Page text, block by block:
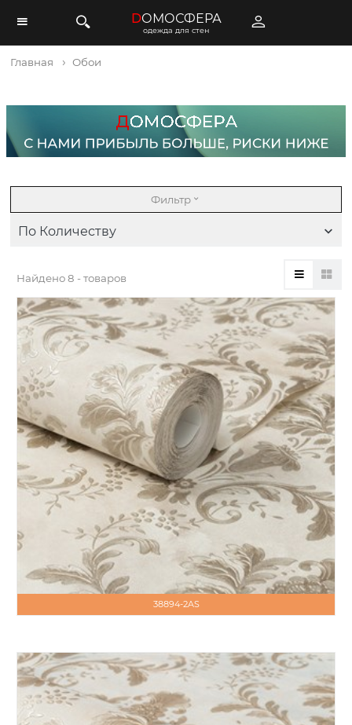
DОМОСФЕРА
одежда для стен
Главная Обои
Фильтр
По Количеству
Найдено8 - товаров
38894-2AS